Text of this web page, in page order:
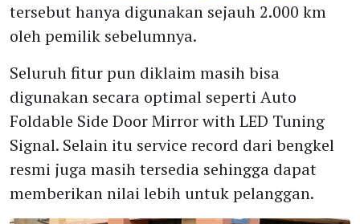
tersebut hanya digunakan sejauh 2.000 km
oleh pemilik sebelumnya.
Seluruh fitur pun diklaim masih bisa
digunakan secara optimal seperti Auto
Foldable Side Door Mirror with LED Tuning
Signal. Selain itu service record dari bengkel
resmi juga masih tersedia sehingga dapat
memberikan nilai lebih untuk pelanggan.